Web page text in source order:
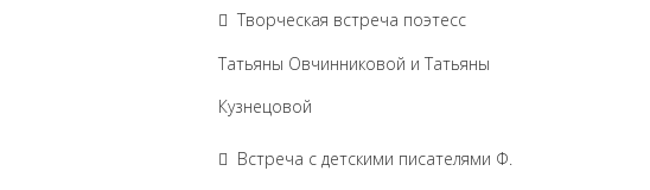
Творческая встреча поэтесс
Татьяны Овчинниковой и Татьяны
Кузнецовой
Встреча с детскими писателями Ф.